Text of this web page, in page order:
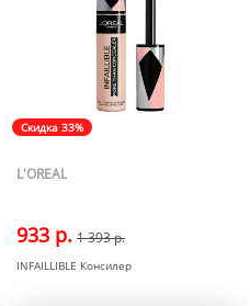
Скидка 33%
L'OREAL
933 р. 1 393 р.
INFAILLIBLE Консилер